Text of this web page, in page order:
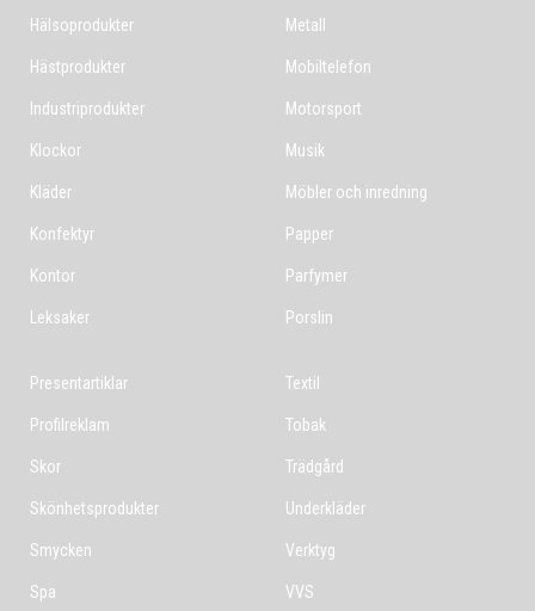
Hälsoprodukter
Hästprodukter
Industriprodukter
Klockor
Kläder
Konfektyr
Kontor
Leksaker
Metall
Mobiltelefon
Motorsport
Musik
Möbler och inredning
Papper
Parfymer
Porslin
Presentartiklar
Profilreklam
Skor
Skönhetsprodukter
Smycken
Spa
Textil
Tobak
Trädgård
Underkläder
Verktyg
VVS